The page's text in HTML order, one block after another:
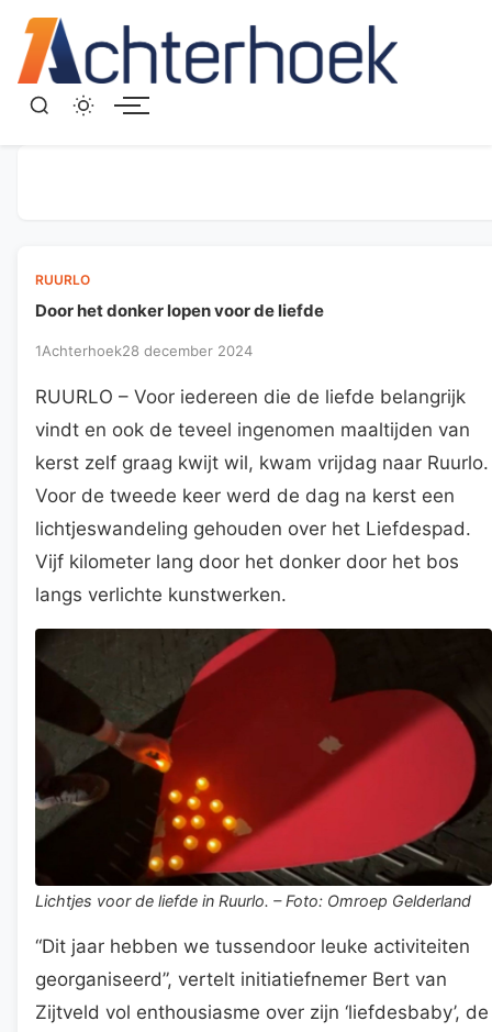
RUURLO
Door het donker lopen voor de liefde
1Achterhoek28 december 2024
RUURLO – Voor iedereen die de liefde belangrijk
vindt en ook de teveel ingenomen maaltijden van
kerst zelf graag kwijt wil, kwam vrijdag naar Ruurlo.
Voor de tweede keer werd de dag na kerst een
lichtjeswandeling gehouden over het Liefdespad.
Vijf kilometer lang door het donker door het bos
langs verlichte kunstwerken.
Lichtjes voor de liefde in Ruurlo. – Foto: Omroep Gelderland
“Dit jaar hebben we tussendoor leuke activiteiten
georganiseerd”, vertelt initiatiefnemer Bert van
Zijtveld vol enthousiasme over zijn ‘liefdesbaby’, de